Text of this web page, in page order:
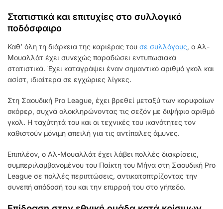
Στατιστικά και επιτυχίες στο συλλογικό
ποδόσφαιρο
Καθ’ όλη τη διάρκεια της καριέρας του σε συλλόγους, ο Αλ-
Μουαλλάτ έχει συνεχώς παραδώσει εντυπωσιακά
στατιστικά. Έχει καταγράψει έναν σημαντικό αριθμό γκολ και
ασίστ, ιδιαίτερα σε εγχώριες λίγκες.
Στη Σαουδική Pro League, έχει βρεθεί μεταξύ των κορυφαίων
σκόρερ, συχνά ολοκληρώνοντας τις σεζόν με διψήφιο αριθμό
γκολ. Η ταχύτητά του και οι τεχνικές του ικανότητες τον
καθιστούν μόνιμη απειλή για τις αντίπαλες άμυνες.
Επιπλέον, ο Αλ-Μουαλλάτ έχει λάβει πολλές διακρίσεις,
συμπεριλαμβανομένου του Παίκτη του Μήνα στη Σαουδική Pro
League σε πολλές περιπτώσεις, αντικατοπτρίζοντας την
συνεπή απόδοσή του και την επιρροή του στο γήπεδο.